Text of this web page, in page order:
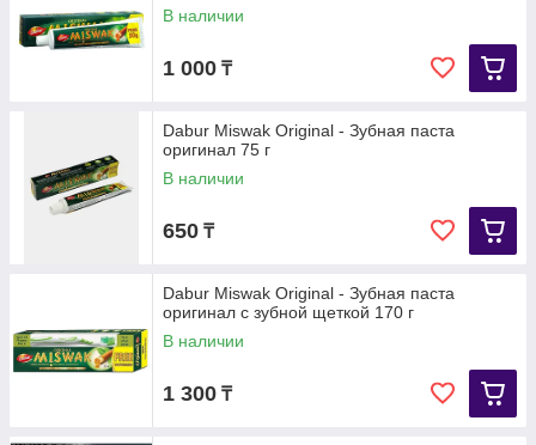
В наличии
1 000 ₸
Dabur Miswak Original - Зубная паста
оригинал 75 г
В наличии
650 ₸
Dabur Miswak Original - Зубная паста
оригинал с зубной щеткой 170 г
В наличии
1 300 ₸